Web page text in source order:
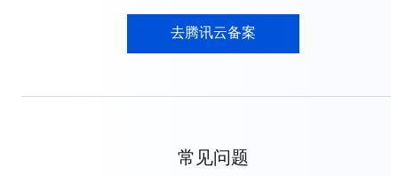
去腾讯云备案
常见问题